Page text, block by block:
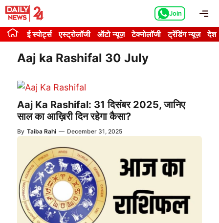
Skip
content
Join
ई स्पोर्ट्स एस्ट्रोलॉजी ऑटो न्यूज़ टेक्नोलॉजी ट्रेंडिंग न्यूज़ देश
Aaj ka Rashifal 30 July
Aaj Ka Rashifal: 31 दिसंबर 2025, जानिए
साल का आख़िरी दिन रहेगा कैसा?
By Taiba Rahi — December 31, 2025